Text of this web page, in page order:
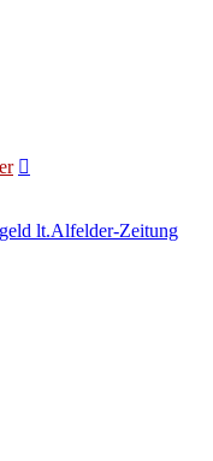
lt.Alfelder-Zeitung